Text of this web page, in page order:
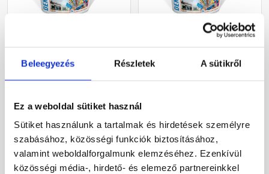
Beleegyezés Részletek A sütikről
Ez a weboldal sütiket használ
Sütiket használunk a tartalmak és hirdetések személyre
szabásához, közösségi funkciók biztosításához,
valamint weboldalforgalmunk elemzéséhez. Ezenkívül
közösségi média-, hirdető- és elemező partnereinkkel
Cemix 2802 DekorTOP
Rendelésre
78 560 Ft/ vödör
17 458 Ft / l
Cemix 2802 DekorTOP
70 415 Ft/ vödör
15 648 Ft / l